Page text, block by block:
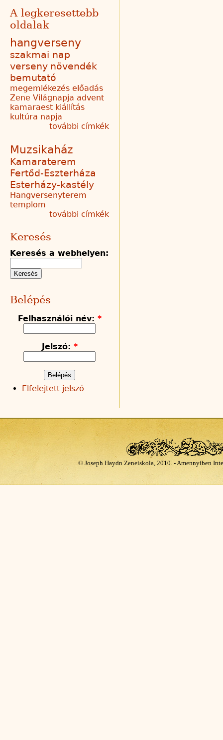
A legkeresettebb
oldalak
hangverseny
szakmai nap
verseny növendék
bemutató
megemlékezés előadás
Zene Világnapja advent
kamaraest kiállítás
kultúra napja
további címkék
Muzsikaház
Kamaraterem
Fertőd-Eszterháza
Esterházy-kastély
Hangversenyterem
templom
további címkék
Keresés
Keresés a webhelyen:
Belépés
Felhasználói név: *
Jelszó: *
Elfelejtett jelszó
© Joseph Haydn Zeneiskola, 2010. - Amennyiben